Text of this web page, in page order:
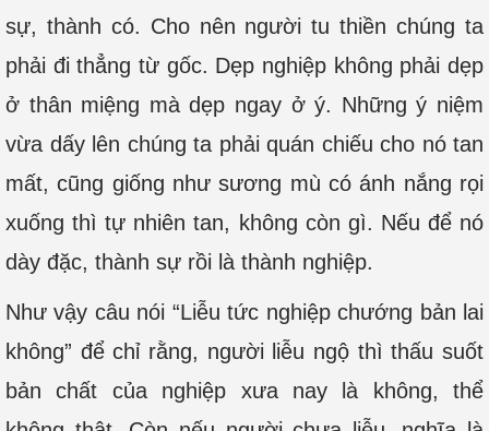
sự, thành có. Cho nên người tu thiền chúng ta
phải đi thẳng từ gốc. Dẹp nghiệp không phải dẹp
ở thân miệng mà dẹp ngay ở ý. Những ý niệm
vừa dấy lên chúng ta phải quán chiếu cho nó tan
mất, cũng giống như sương mù có ánh nắng rọi
xuống thì tự nhiên tan, không còn gì. Nếu để nó
dày đặc, thành sự rồi là thành nghiệp.
Như vậy câu nói “Liễu tức nghiệp chướng bản lai
không” để chỉ rằng, người liễu ngộ thì thấu suốt
bản chất của nghiệp xưa nay là không, thể